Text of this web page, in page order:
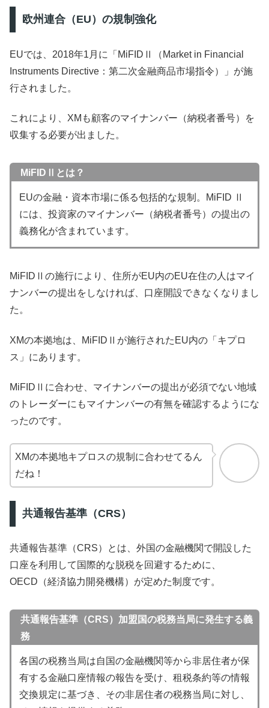
欧州連合（EU）の規制強化
EUでは、2018年1月に「MiFIDⅡ（Market in Financial
Instruments Directive：第二次金融商品市場指令）」が施
行されました。
これにより、XMも顧客のマイナンバー（納税者番号）を
収集する必要が出ました。
MiFIDⅡとは？
EUの金融・資本市場に係る包括的な規制。MiFID Ⅱ
には、投資家のマイナンバー（納税者番号）の提出の
義務化が含まれています。
MiFIDⅡの施行により、住所がEU内のEU在住の人はマイ
ナンバーの提出をしなければ、口座開設できなくなりまし
た。
XMの本拠地は、MiFIDⅡが施行されたEU内の「キプロ
ス」にあります。
MiFIDⅡに合わせ、マイナンバーの提出が必須でない地域
のトレーダーにもマイナンバーの有無を確認するようにな
ったのです。
XMの本拠地キプロスの規制に合わせてるん
だね！
共通報告基準（CRS）
共通報告基準（CRS）とは、外国の金融機関で開設した
口座を利用して国際的な脱税を回避するために、
OECD（経済協力開発機構）が定めた制度です。
共通報告基準（CRS）加盟国の税務当局に発生する義
務
各国の税務当局は自国の金融機関等から非居住者が保
有する金融口座情報の報告を受け、租税条約等の情報
交換規定に基づき、その非居住者の税務当局に対し、